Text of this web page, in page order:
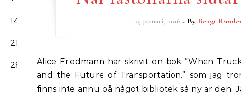
14
21
28 29 30
25 januari, 2016 - By Bengt
Alice Friedmann har skrivit en bok ”When Trucks Stop Running: Energy
and the Future of Transportation.” som jag
finns inte ännu på något bibliotek så ny är den.